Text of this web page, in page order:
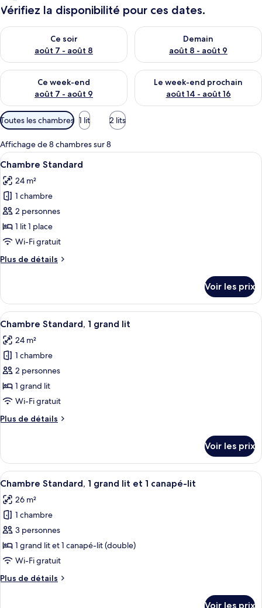
Vérifiez la disponibilité pour ces dates.
Ce soir
août 7 - août 8
Vérifier la disponibilité pour ce soir août 7 - août 8
Demain
août 8 - août 9
Vérifier la disponibilité pour
Ce week-end
août 7 - août 9
Vérifier la disponibilité pour ce week-end août 7 - août 9
Le week-end prochain
août 14 - août 16
Vérifier la disponibilité pour
Filtres
disponibles
pour
les
chambres
Toutes les chambres 1 lit 2 lits
Affichage de 8 chambres sur 8
Afficher
toutes
les
photos
pour
ce
type
chambre :
Literie de qualité supérieure,
4
Chambre Standard
24 m²
1 chambre
2 personnes
1 lit 1 place
Wi-Fi gratuit
Plus de détails
Plus
le
type
de
Chambre
Standard
Voir les prix
Afficher
toutes
les
photos
pour
ce
type
chambre :
grand
lit
Une chambre d’hôtel moderne,
5
Chambre Standard, 1 grand lit
24 m²
1 chambre
2 personnes
1 grand lit
Wi-Fi gratuit
Plus de détails
Plus
le
type
de
Chambre
Standard,
grand
lit
Voir les prix
Afficher
toutes
les
photos
pour
ce
type
chambre :
Chambre Standard, 1 grand lit et 1
5
Chambre Standard, 1 grand lit et 1 canapé-lit
26 m²
1 chambre
3 personnes
1 grand lit et 1 canapé-lit (double)
Wi-Fi gratuit
Plus de détails
Plus
Voir les prix